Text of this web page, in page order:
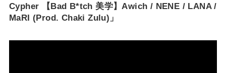
Cypher 【Bad B*tch 美学】Awich / NENE / LANA /
MaRI (Prod. Chaki Zulu)」